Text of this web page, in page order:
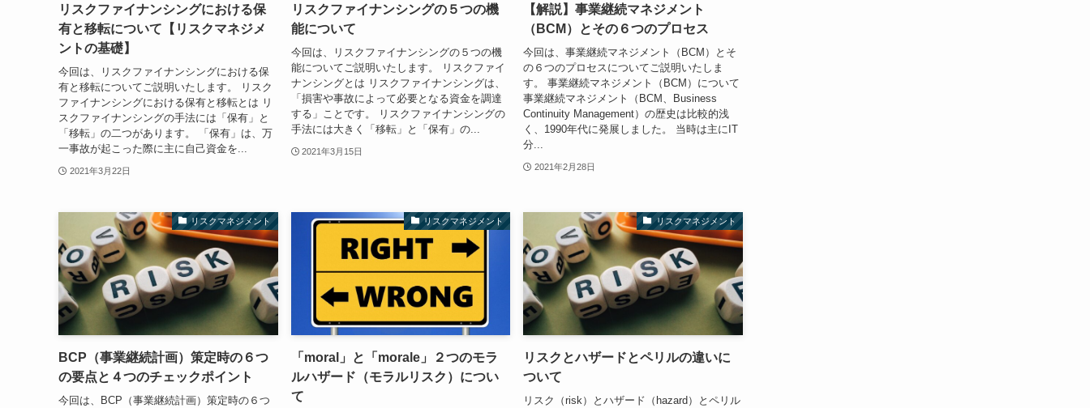
リスクファイナンシングにおける保
有と移転について【リスクマネジメ
ントの基礎】
今回は、リスクファイナンシングにおける保
有と移転についてご説明いたします。 リスク
ファイナンシングにおける保有と移転とは リ
スクファイナンシングの手法には「保有」と
「移転」の二つがあります。 「保有」は、万
一事故が起こった際に主に自己資金を...
2021年3月22日
リスクファイナンシングの５つの機
能について
今回は、リスクファイナンシングの５つの機
能についてご説明いたします。 リスクファイ
ナンシングとは リスクファイナンシングは、
「損害や事故によって必要となる資金を調達
する」ことです。 リスクファイナンシングの
手法には大きく「移転」と「保有」の...
2021年3月15日
【解説】事業継続マネジメント
（BCM）とその６つのプロセス
今回は、事業継続マネジメント（BCM）とそ
の６つのプロセスについてご説明いたしま
す。 事業継続マネジメント（BCM）について
事業継続マネジメント（BCM、Business
Continuity Management）の歴史は比較的浅
く、1990年代に発展しました。 当時は主にIT
分...
2021年2月28日
リスクマネジメント
BCP（事業継続計画）策定時の６つ
の要点と４つのチェックポイント
今回は、BCP（事業継続計画）策定時の６つ
リスクマネジメント
「moral」と「morale」２つのモラ
ルハザード（モラルリスク）につい
て
リスクマネジメント
リスクとハザードとペリルの違いに
ついて
リスク（risk）とハザード（hazard）とペリル